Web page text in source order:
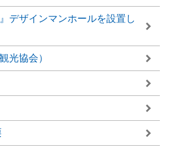
デザインマンホールを設置し
光協会）